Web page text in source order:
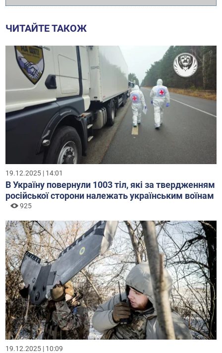
ЧИТАЙТЕ ТАКОЖ
19.12.2025 | 14:01
В Україну повернули 1003 тіл, які за твердженням
російської сторони належать українським воїнам
925
19.12.2025 | 10:09